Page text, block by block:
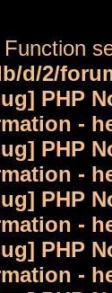
Function
d/2/
PHP
-
PHP
-
PHP
-
PHP
-